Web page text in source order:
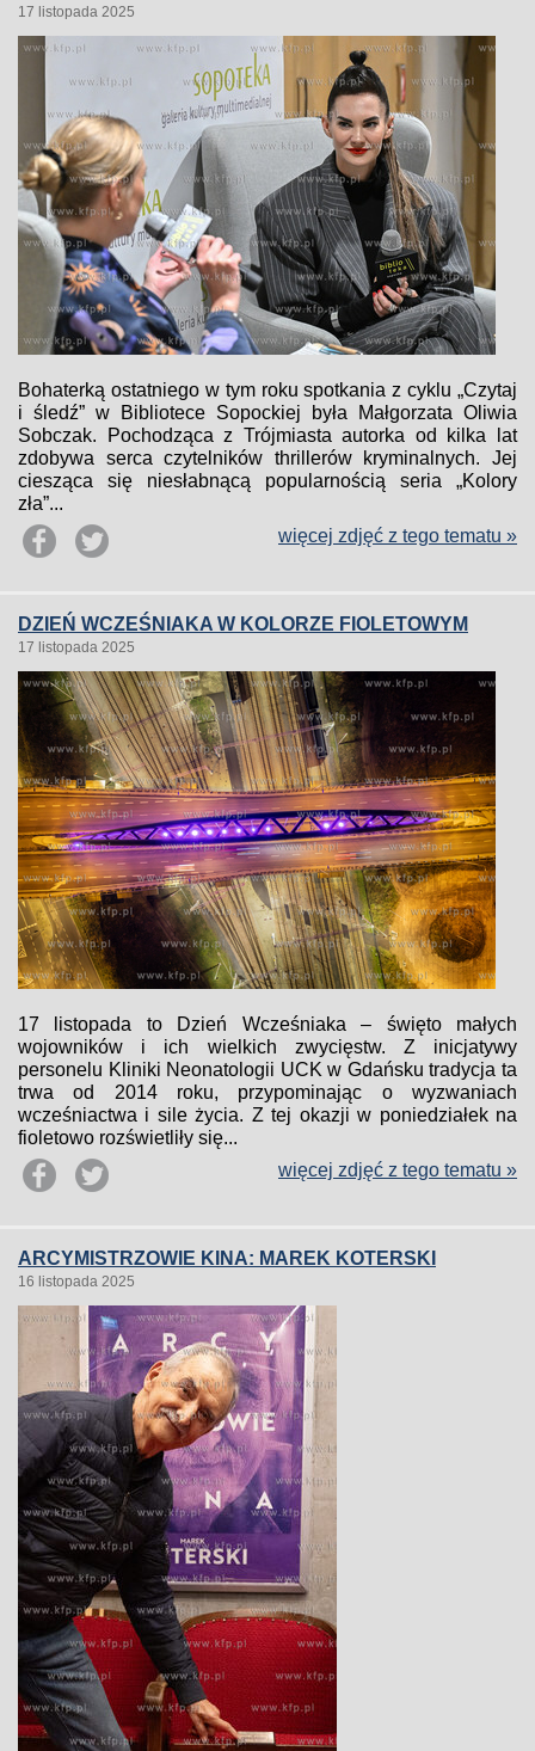
17 listopada 2025
Bohaterką ostatniego w tym roku spotkania z cyklu „Czytaj
i śledź” w Bibliotece Sopockiej była Małgorzata Oliwia
Sobczak. Pochodząca z Trójmiasta autorka od kilka lat
zdobywa serca czytelników thrillerów kryminalnych. Jej
ciesząca się niesłabnącą popularnością seria „Kolory
zła”...
więcej zdjęć z tego tematu »
DZIEŃ WCZEŚNIAKA W KOLORZE FIOLETOWYM
17 listopada 2025
17 listopada to Dzień Wcześniaka – święto małych
wojowników i ich wielkich zwycięstw. Z inicjatywy
personelu Kliniki Neonatologii UCK w Gdańsku tradycja ta
trwa od 2014 roku, przypominając o wyzwaniach
wcześniactwa i sile życia. Z tej okazji w poniedziałek na
fioletowo rozświetliły się...
więcej zdjęć z tego tematu »
ARCYMISTRZOWIE KINA: MAREK KOTERSKI
16 listopada 2025